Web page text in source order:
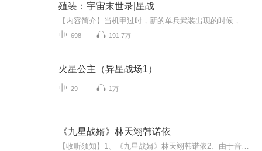
殖装：宇宙末世录|星战
698 191.7万
火星公主（异星战场1）
29 1万
《九星战婿》林天翊韩诺依